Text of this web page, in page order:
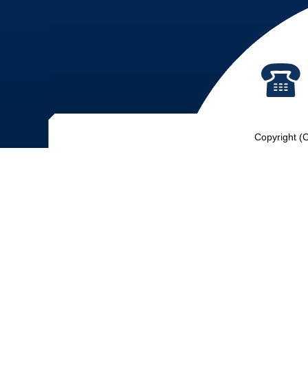
Copyright